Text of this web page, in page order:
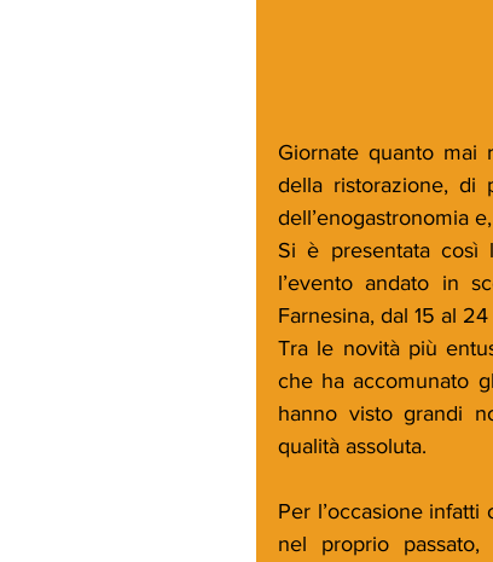
Giornate quanto mai
della ristorazione, di
dell’enogastronomia
Si è presentata così
l’evento andato in
Farnesina, dal 15 al
Tra le novità più
che ha accomunato
hanno visto grandi
qualità assoluta.
Per l’occasione
nel proprio